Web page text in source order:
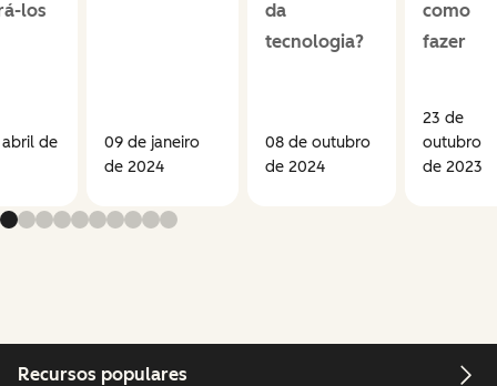
los
de
09 de janeiro
de 2024
da
tecnologia?
08 de outubro
de 2024
como
fazer
23 de
outubro
de 2023
Recursos populares